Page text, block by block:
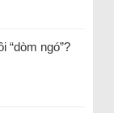
“dòm ngó”?